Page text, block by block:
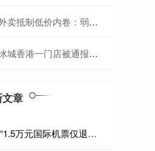
化优惠标签展示、设置营销超支预警
通报：冰冻甜点大肠菌群超标70%
章
股票配资市场 携程回应“1.5万元国际机票仅退款432元”事件：已补偿该订单退票损失费用14727元